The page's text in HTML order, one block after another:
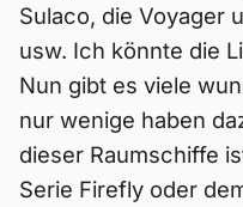
Sulaco, die Voyager
usw. Ich könnte die
Nun gibt es viele
nur wenige haben
dieser Raumschiffe
Serie Firefly oder